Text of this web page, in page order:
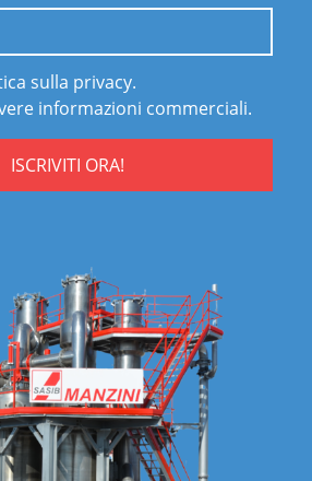
sulla privacy.
informazioni commerciali.
ISCRIVITI ORA!